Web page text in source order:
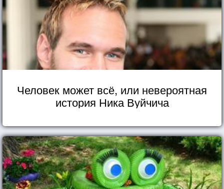
Человек может всё, или невероятная
история Ника Вуйчича